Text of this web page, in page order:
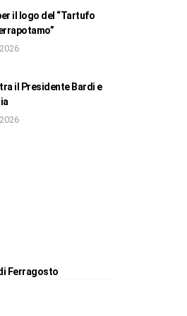
il logo del “Tartufo
il Presidente Bardi e
Ferragosto